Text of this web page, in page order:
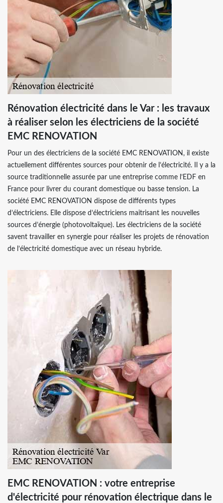
Rénovation électricité dans le Var : les travaux
à réaliser selon les électriciens de la société
EMC RENOVATION
Pour un des électriciens de la société EMC RENOVATION, il existe
actuellement différentes sources pour obtenir de l’électricité. Il y a la
source traditionnelle assurée par une entreprise comme l’EDF en
France pour livrer du courant domestique ou basse tension. La
société EMC RENOVATION dispose de différents types
d’électriciens. Elle dispose d’électriciens maitrisant les nouvelles
sources d’énergie (photovoltaïque). Les électriciens de la société
savent travailler en synergie pour réaliser les projets de rénovation
de l’électricité domestique avec un réseau hybride.
EMC RENOVATION : votre entreprise
d'électricité pour rénovation électrique dans le